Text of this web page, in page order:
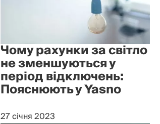
Чому рахунки за світло
не зменшуються у
період відключень:
Пояснюють у Yasno
27 січня 2023